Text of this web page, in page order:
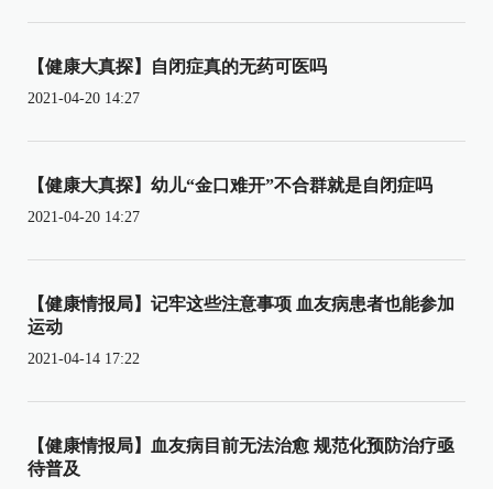
【健康大真探】自闭症真的无药可医吗
2021-04-20 14:27
【健康大真探】幼儿“金口难开”不合群就是自闭症吗
2021-04-20 14:27
【健康情报局】记牢这些注意事项 血友病患者也能参加
运动
2021-04-14 17:22
【健康情报局】血友病目前无法治愈 规范化预防治疗亟
待普及